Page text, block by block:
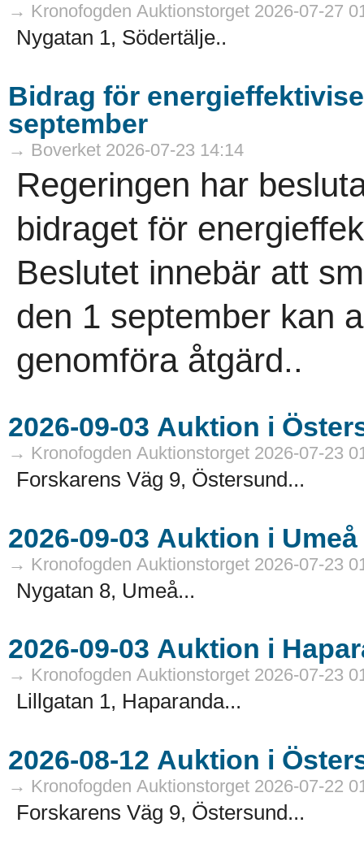
→ Kronofogden Auktionstorget 2026-07-27
Nygatan 1, Södertälje..
Bidrag för
september
→ Boverket 2026-07-23 14:14
Regeringen har
bidraget för
Beslutet innebär att
den 1 september kan
genomföra åtgärd..
→ Kronofogden Auktionstorget 2026-07-23
Forskarens Väg 9, Östersund...
→ Kronofogden Auktionstorget 2026-07-23
Nygatan 8, Umeå...
→ Kronofogden Auktionstorget 2026-07-23
Lillgatan 1, Haparanda...
→ Kronofogden Auktionstorget 2026-07-22
Forskarens Väg 9, Östersund...